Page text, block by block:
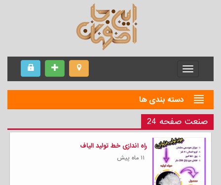
Menu
دسته بندی ها
صنعت صفحه 24
راه اندازی خط تولید الیاف
۱۱ ماه پیش